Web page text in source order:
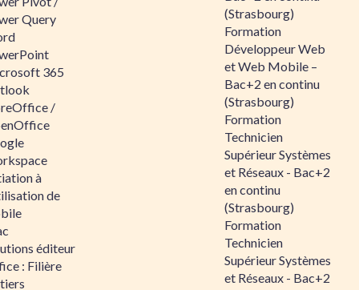
Query
365
/
à
de
éditeur
: Filière
(Strasbourg)
Formation
Développeur Web
et Web Mobile –
Bac+2 en continu
(Strasbourg)
Formation
Technicien
Supérieur Systèmes
et Réseaux - Bac+2
en continu
(Strasbourg)
Formation
Technicien
Supérieur Systèmes
et Réseaux - Bac+2